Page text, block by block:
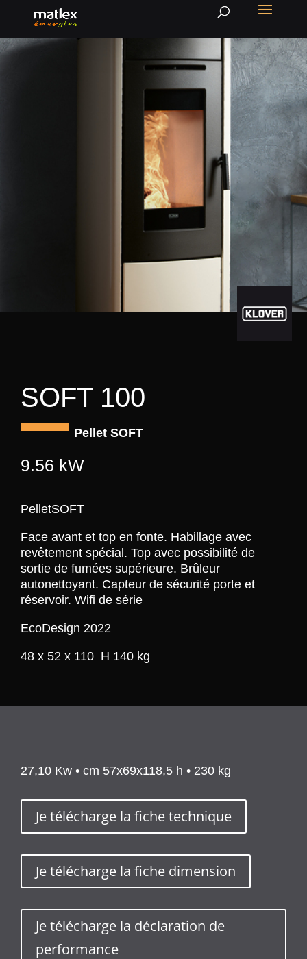
SOFT 100
Pellet SOFT
9.56 kW
PelletSOFT
Face avant et top en fonte. Habillage avec
revêtement spécial. Top avec possibilité de
sortie de fumées supérieure. Brûleur
autonettoyant. Capteur de sécurité porte et
réservoir. Wifi de série
EcoDesign 2022
48 x 52 x 110 H 140 kg
27,10 Kw • cm 57x69x118,5 h • 230 kg
Je télécharge la fiche technique
Je télécharge la fiche dimension
Je télécharge la déclaration de
performance